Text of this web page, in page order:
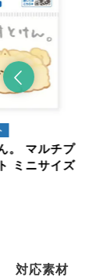
。 マルチプ
ミニサイズ
対応素材